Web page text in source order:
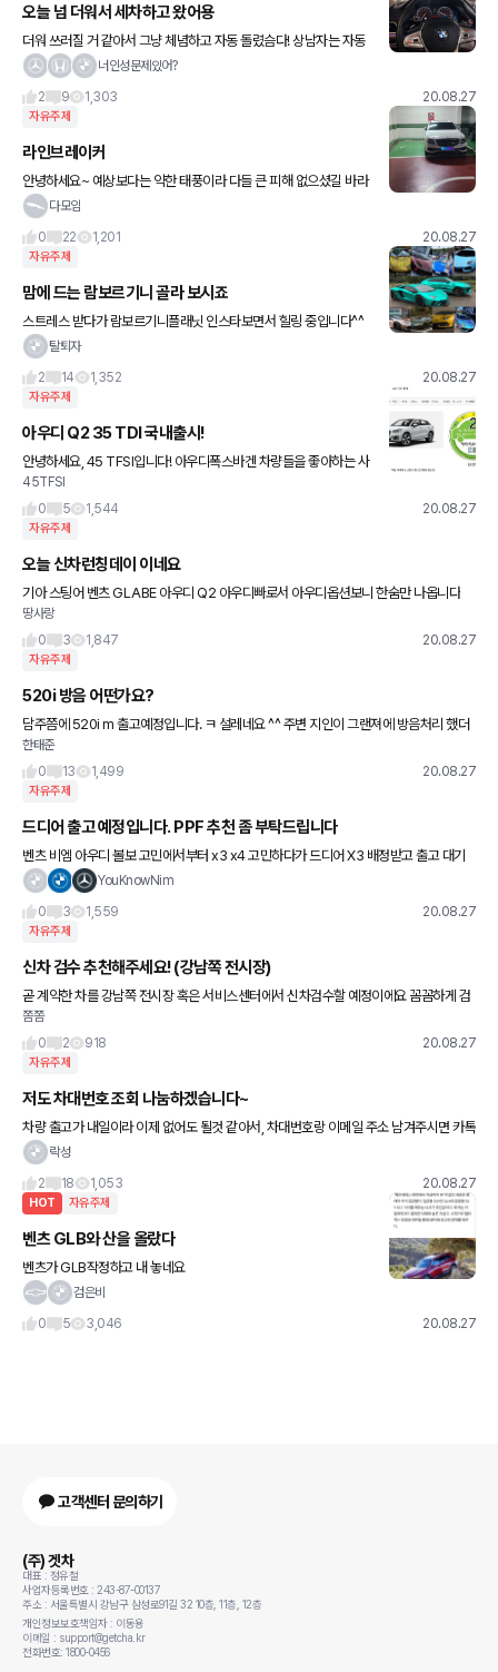
오늘 넘 더워서 세차하고 왔어용
더워 쓰러질 거 같아서 그냥 체념하고 자동 돌렸슴다! 상남자는 자동
돌린다 카더라.. ~_~너인성문제있어?
2
9 1,303 20.08.27
자유주제
라인브레이커
안녕하세요~ 예상보다는 약한 태풍이라 다들 큰 피해 없으셨길 바라
며..어제 지하주차장에서 스레기 한대를 봤네요 태풍대비 경비실 안
저
다모임
0
22 1,201 20.08.27
자유주제
맘에 드는 람보르기니 골라 보시죠
스트레스 받다가 람보르기니플래닛 인스타보면서 힐링 중입니다^^
탈퇴자
2
14 1,352 20.08.27
자유주제
아우디 Q2 35 TDI 국내출시!
안녕하세요, 45 TFSI입니다! 아우디폭스바겐 차량들을 좋아하는 사
람으로써 개인적으론 기쁜 소식이 오늘 들려왔네요. 바로 아우디 Q2
45TFSI
0
5 1,544 20.08.27
자유주제
오늘 신차런칭데이 이네요
기아 스팅어 벤츠 GLABE 아우디 Q2 아우디빠로서 아우디옵션보니 한숨만 나옵니다
땅사랑
0
3 1,847 20.08.27
자유주제
520i 방음 어떤가요?
담주쯤에 520i m 출고예정입니다. ㅋ 설레네요 ^^ 주변 지인이 그랜져에 방음처리 했더
한태준
0
13 1,499 20.08.27
자유주제
드디어 출고 예정입니다. PPF 추천 좀 부탁드립니다
벤츠 비엠 아우디 볼보 고민에서부터 x3 x4 고민하다가 드디어 X3 배정받고 출고 대기
중입니다. 오늘 검수 하고 다음주 출고 예정인데 플모가 적어진 영향에 ppf와 유리막은 따
YouKnowNim
0
3 1,559 20.08.27
자유주제
신차 검수 추천해주세요! (강남쪽 전시장)
곧 계약한 차를 강남쪽 전시장 혹은 서비스센터에서 신차검수할 예정이에요 꼼꼼하게 검
수해주실 분 추천 좀 해주세요..! 그리고 카바조 이용해보신 분들 있을까요? 어떠셨는지 간
단 후기 좀 부탁 드려용
쫌쫌
0
2 918 20.08.27
자유주제
저도 차대번호 조회 나눔하겠습니다~
차량 출고가 내일이라 이제 없어도 될것 같아서, 차대번호랑 이메일 주소 남겨주시면 카톡
캡처해서 보내드리겠습니다. 선착순 세분입니다!
락성
2
18 1,053 20.08.27
HOT 자유주제
벤츠 GLB와 산을 올랐다
벤츠가 GLB작정하고 내 놓네요
검은비
0
5 3,046 20.08.27
고객센터 문의하기
(주) 겟차
대표 : 정유철
사업자등록번호 : 243-87-00137
주소 : 서울특별시 강남구 삼성로91길 32 10층, 11층, 12층
개인정보보호책임자 : 이동용
이메일 : support@getcha.kr
전화번호: 1800-0456